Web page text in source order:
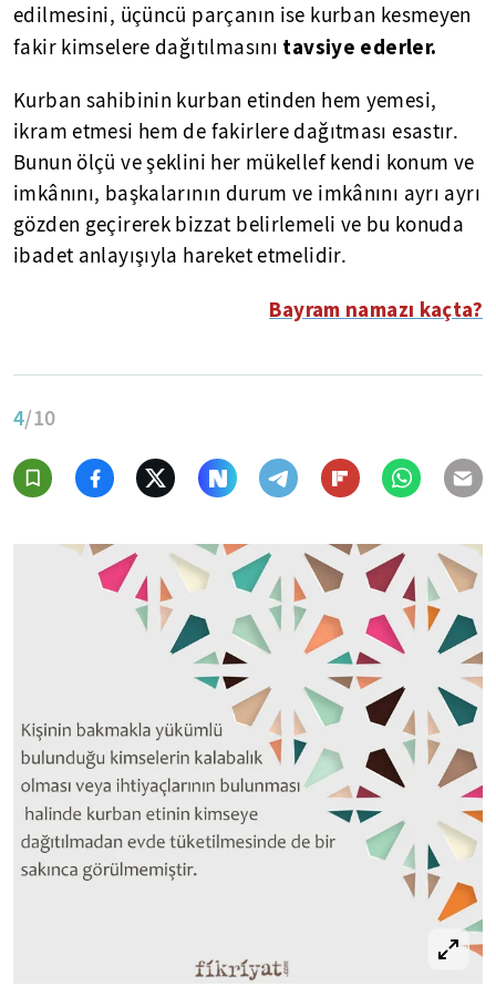
edilmesini, üçüncü parçanın ise kurban kesmeyen
fakir kimselere dağıtılmasını tavsiye ederler.
Kurban sahibinin kurban etinden hem yemesi,
ikram etmesi hem de fakirlere dağıtması esastır.
Bunun ölçü ve şeklini her mükellef kendi konum ve
imkânını, başkalarının durum ve imkânını ayrı ayrı
gözden geçirerek bizzat belirlemeli ve bu konuda
ibadet anlayışıyla hareket etmelidir.
Bayram namazı kaçta?
4/10